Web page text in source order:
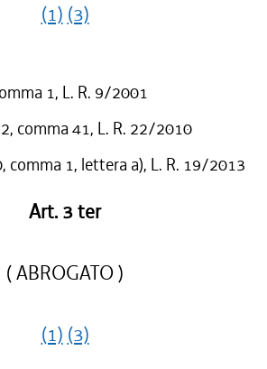
(1) (3)
1, L. R. 9/2001
comma 41, L. R. 22/2010
1, lettera a), L. R. 19/2013
Art. 3 ter
( ABROGATO )
(1) (3)